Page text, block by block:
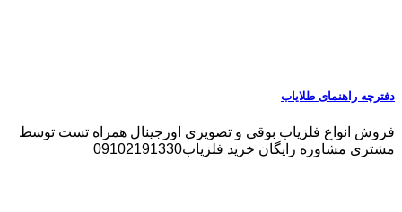
دفترچه راهنمای طلایاب
فروش انواع فلزیاب بوقی و تصویری اورجینال همراه تست توسط
مشتری مشاوره رایگان خرید فلزیاب09102191330